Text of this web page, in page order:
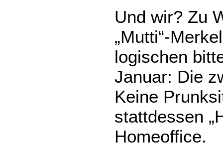
Und wir? Zu
„Mutti“-
logischen
Januar: Die
Keine
stattdessen
Homeoffice.